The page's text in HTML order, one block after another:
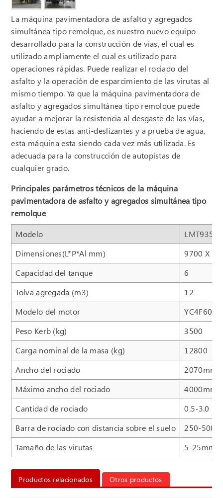
La máquina pavimentadora de asfalto y agregados
simultánea tipo remolque, es nuestro nuevo equipo
desarrollado para la construcción de vías, el cual es
utilizado ampliamente el cual es utilizado para
operaciones rápidas. Puede realizar el rociado del
asfalto y la operación de esparcimiento de las virutas al
mismo tiempo. Ya que la máquina pavimentadora de
asfalto y agregados simultánea tipo remolque puede
ayudar a mejorar la resistencia al desgaste de las vías,
haciendo de estas anti-deslizantes y a prueba de agua,
esta máquina esta siendo cada vez más utilizada. Es
adecuada para la construcción de autopistas de
cualquier grado.
Principales parámetros técnicos de la máquina
pavimentadora de asfalto y agregados simultánea tipo
remolque
Modelo
Dimensiones(L*P*Al mm)
9700 X
Capacidad del tanque
6
Tolva agregada (m3)
12
Modelo del motor
YC4F60Z-
Peso Kerb (kg)
3500
Carga nominal de la masa (kg)
12800
Ancho del rociado
2070mm
Máximo ancho del rociado
4000mm
Cantidad de rociado
0.5-3.0 L/
Barra de rociado con distancia sobre el suelo
250-
Tamaño de las virutas
5-25mm
Productos relacionados Otros productos